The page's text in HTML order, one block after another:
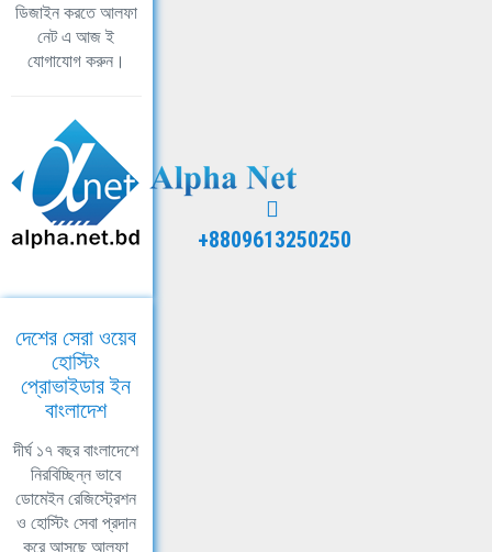
ডিজাইন করতে আলফা
নেট এ আজ ই
যোগাযোগ করুন।
+8809613250250
দেশের সেরা ওয়েব
হোস্টিং
প্রোভাইডার ইন
বাংলাদেশ
দীর্ঘ ১৭ বছর বাংলাদেশে
নিরবিচ্ছিন্ন ভাবে
ডোমেইন রেজিস্ট্রেশন
ও হোস্টিং সেবা প্রদান
করে আসছে আলফা